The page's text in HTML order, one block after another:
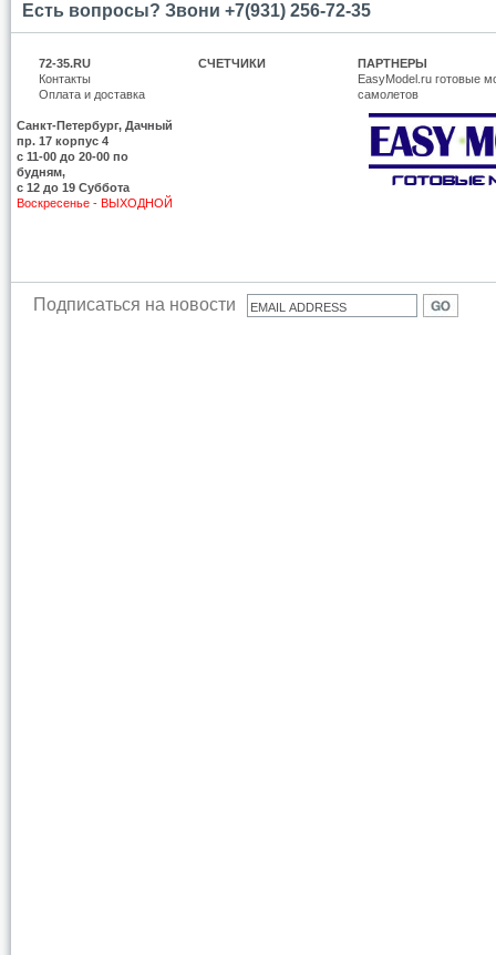
Есть вопросы? Звони +7(931) 256-72-35
72-35.RU
Контакты
Оплата и доставка
Санкт-Петербург, Дачный
пр. 17 корпус 4
c 11-00 до 20-00 по
будням,
с 12 до 19 Суббота
Воскресенье - ВЫХОДНОЙ
СЧЕТЧИКИ
ПАРТНЕРЫ
EasyModel.ru готовые
самолетов
Подписаться на новости